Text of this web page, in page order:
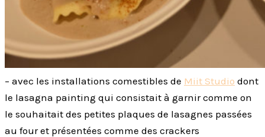
– avec les installations comestibles de Miit Studio dont
le lasagna painting qui consistait à garnir comme on
le souhaitait des petites plaques de lasagnes passées
au four et présentées comme des crackers